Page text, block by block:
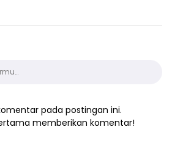
pada postingan ini.
memberikan komentar!